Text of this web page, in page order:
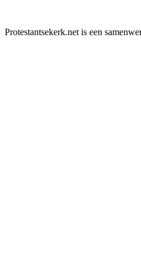
Protestantsekerk.net is een